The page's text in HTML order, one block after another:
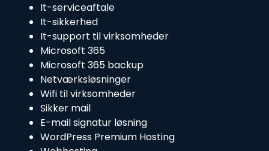
It-serviceaftale
It-sikkerhed
It-support til virksomheder
Microsoft 365
Microsoft 365 backup
Netværksløsninger
Wifi til virksomheder
Sikker mail
E-mail signatur løsning
WordPress Premium Hosting